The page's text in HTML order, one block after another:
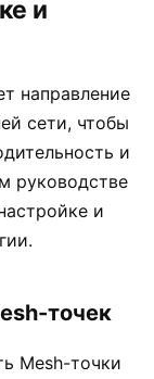
и
направление
сети, чтобы
и
руководстве
и
точек
Mesh-точки